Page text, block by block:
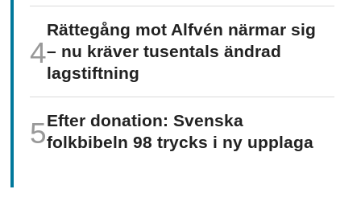
Rättegång mot Alfvén närmar sig
– nu kräver tusentals ändrad
lagstiftning
Efter donation: Svenska
folkbibeln 98 trycks i ny upplaga